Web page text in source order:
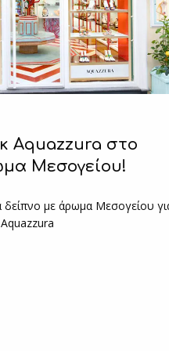
Aquazzura στο
Μεσογείου!
δείπνο με άρωμα Μεσογείου